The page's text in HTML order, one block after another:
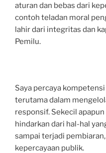
aturan dan bebas dari
contoh teladan moral
lahir dari integritas dan
Pemilu.
Saya percaya
terutama dalam
responsif. Sekecil
hindarkan dari hal-hal
sampai terjadi
kepercayaan publik.